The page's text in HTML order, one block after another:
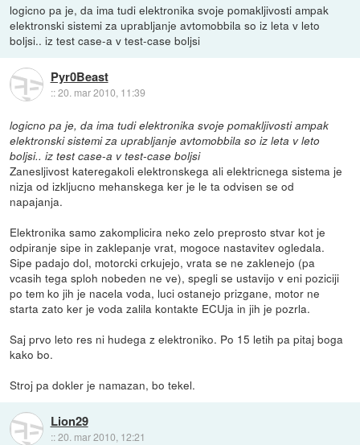
logicno pa je, da ima tudi elektronika svoje pomakljivosti ampak
elektronski sistemi za uprabljanje avtomobbila so iz leta v leto
boljsi.. iz test case-a v test-case boljsi
Pyr0Beast
::20. mar 2010, 11:39
logicno pa je, da ima tudi elektronika svoje pomakljivosti ampak
elektronski sistemi za uprabljanje avtomobbila so iz leta v leto
boljsi.. iz test case-a v test-case boljsi
Zanesljivost kateregakoli elektronskega ali elektricnega sistema je
nizja od izkljucno mehanskega ker je le ta odvisen se od
napajanja.
Elektronika samo zakomplicira neko zelo preprosto stvar kot je
odpiranje sipe in zaklepanje vrat, mogoce nastavitev ogledala.
Sipe padajo dol, motorcki crkujejo, vrata se ne zaklenejo (pa
vcasih tega sploh nobeden ne ve), spegli se ustavijo v eni poziciji
po tem ko jih je nacela voda, luci ostanejo prizgane, motor ne
starta zato ker je voda zalila kontakte ECUja in jih je pozrla.
Saj prvo leto res ni hudega z elektroniko. Po 15 letih pa pitaj boga
kako bo.
Stroj pa dokler je namazan, bo tekel.
Lion29
::20. mar 2010, 12:21